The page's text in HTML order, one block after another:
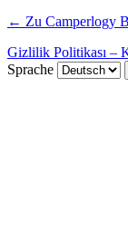
← Zu Camperlogy
Gizlilik Politikası –
Sprache